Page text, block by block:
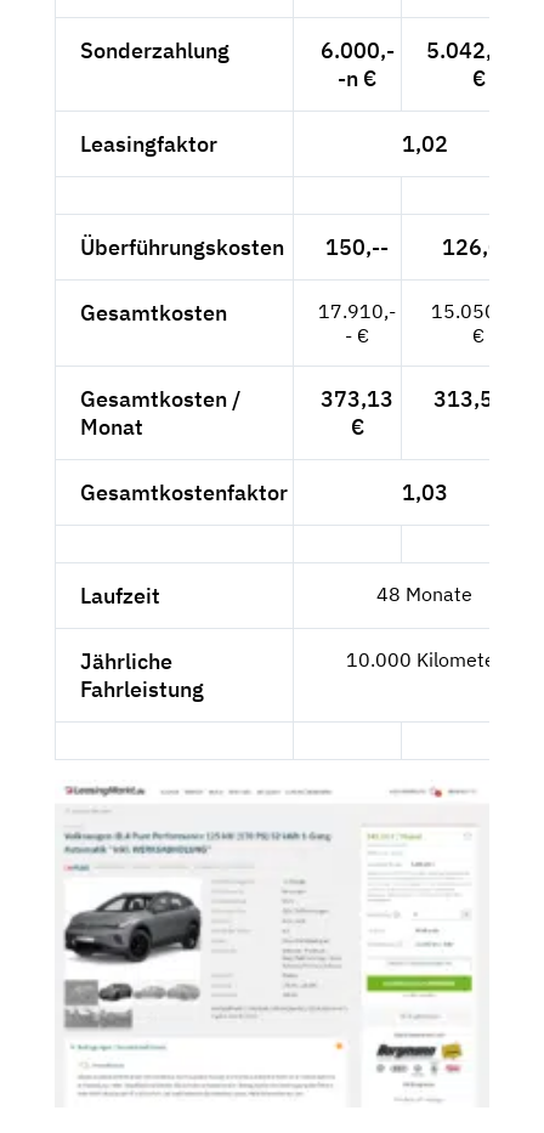
Sonderzahlung
6.000,-
-n €
5.042,02n
€
Leasingfaktor 1,02
Überführungskosten 150,-- 126,05
Gesamtkosten
17.910,-
- €
15.050,42
€
Gesamtkosten /
Monat
373,13
€
313,55 €
Gesamtkostenfaktor 1,03
Laufzeit 48 Monate
Jährliche
Fahrleistung
10.000 Kilometer